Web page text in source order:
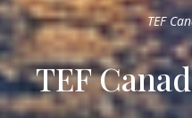
TEF
TEF